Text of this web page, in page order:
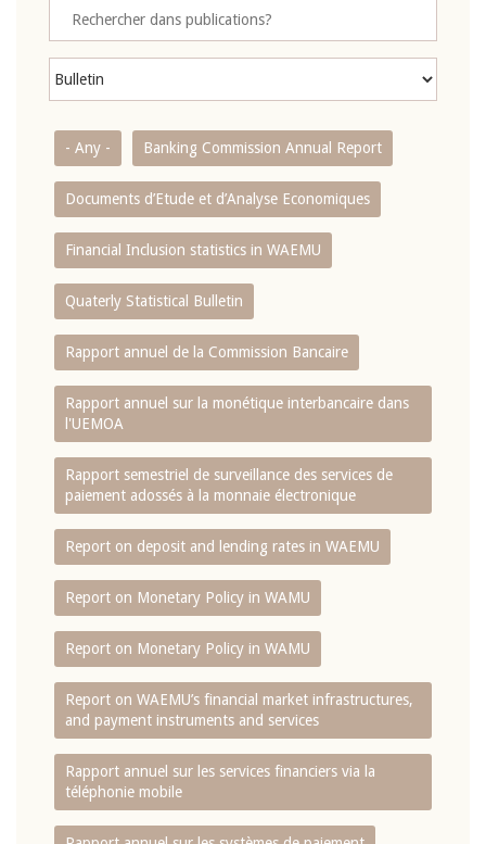
- Any - Banking Commission Annual Report
Documents d’Etude et d’Analyse Economiques
Financial Inclusion statistics in WAEMU
Quaterly Statistical Bulletin
Rapport annuel de la Commission Bancaire
Rapport annuel sur la monétique interbancaire dans
l'UEMOA
Rapport semestriel de surveillance des services de
paiement adossés à la monnaie électronique
Report on deposit and lending rates in WAEMU
Report on Monetary Policy in WAMU
Report on Monetary Policy in WAMU
Report on WAEMU’s financial market infrastructures,
and payment instruments and services
Rapport annuel sur les services financiers via la
téléphonie mobile